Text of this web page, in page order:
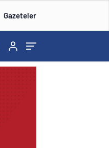
Gazeteler